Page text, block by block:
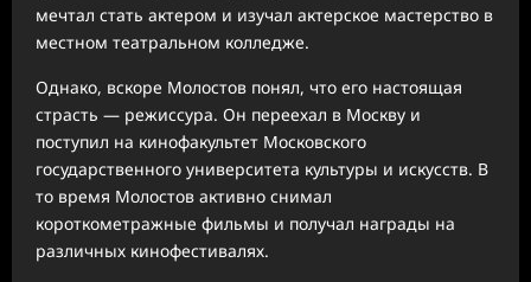
мечтал стать актером и изучал актерское мастерство в
местном театральном колледже.
Однако, вскоре Молостов понял, что его настоящая
страсть — режиссура. Он переехал в Москву и
поступил на кинофакультет Московского
государственного университета культуры и искусств. В
то время Молостов активно снимал
короткометражные фильмы и получал награды на
различных кинофестивалях.